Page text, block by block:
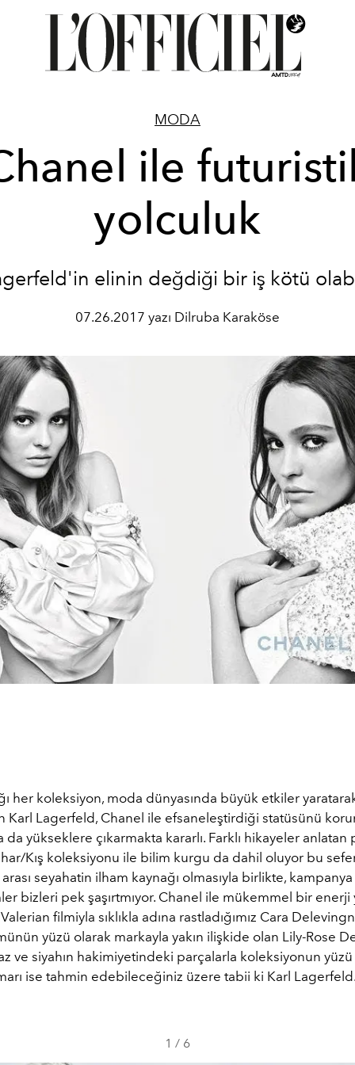
MODA
ile
yolculuk
elinin değdiği bir iş kötü
07.26.2017 yazı Dilruba Karaköse
her koleksiyon, moda dünyasında büyük etkiler
Karl Lagerfeld, Chanel ile efsaneleştirdiği statüsünü
da yükseklere çıkarmakta kararlı. Farklı hikayeler anlatan
Kış koleksiyonu ile bilim kurgu da dahil oluyor bu
seyahatin ilham kaynağı olmasıyla birlikte,
bizleri pek şaşırtmıyor. Chanel ile mükemmel bir enerji
filmiyla sıklıkla adına rastladığımız Cara
yüzü olarak markayla yakın ilişkide olan Lily-Rose
ve siyahın hakimiyetindeki parçalarla koleksiyonun yüzü
ise tahmin edebileceğiniz üzere tabii ki Karl
1 / 6